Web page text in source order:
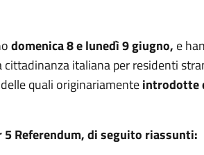
domenica 8 e lunedì 9 giugno, e
italiana per residenti
quali originariamenteintrodotte
Referendum, di seguito riassunti: